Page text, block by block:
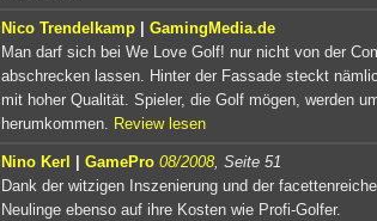
Nico Trendelkamp | GamingMedia.de
Man darf sich bei We Love Golf! nur nicht von der
abschrecken lassen. Hinter der Fassade steckt
mit hoher Qualität. Spieler, die Golf mögen, werden
herumkommen. Review lesen
Nino Kerl | GamePro 08/2008 , Seite 51
Dank der witzigen Inszenierung und der
Neulinge ebenso auf ihre Kosten wie Profi-Golfer.